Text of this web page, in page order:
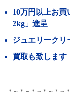
10万円以上お買
2kg」進呈
ジュエリークリ
買取も致します
＊～＊～＊～＊～＊～